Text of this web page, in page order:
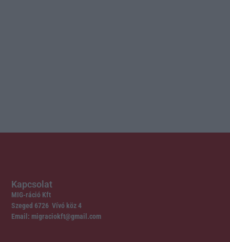
Kapcsolat
MIG-ráció Kft
Szeged 6726 Vívó köz 4
Email: migraciokft@gmail.com